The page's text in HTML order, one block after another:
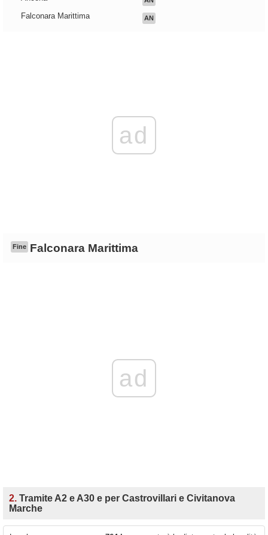
Falconara Marittima AN
ad
Fine Falconara Marittima
ad
2. Tramite A2 e A30 e per Castrovillari e Civitanova
Marche